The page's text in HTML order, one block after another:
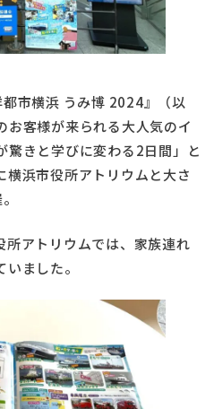
市横浜 うみ博 2024』（以
お客様が来られる大人気のイ
驚きと学びに変わる2日間」と
浜市役所アトリウムと大さ
所アトリウムでは、家族連れ
ました。